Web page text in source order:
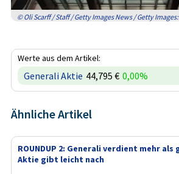
© Oli Scarff / Staff / Getty Images News / Getty
Werte aus dem Artikel:
Generali Aktie 44,795 € 0,00%
Ähnliche Artikel
ROUNDUP 2: Generali verdient mehr als
Aktie gibt leicht nach